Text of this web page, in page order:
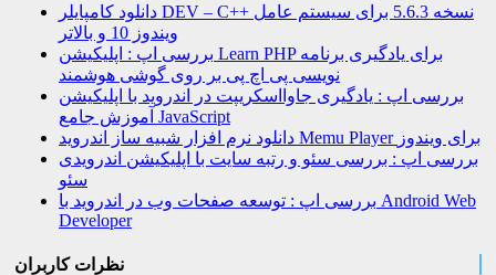
دانلود کامپایلر DEV – C++ نسخه 5.6.3 برای سیستم عامل
ویندوز 10 و بالاتر
بررسی اپ : اپلیکیشن Learn PHP برای یادگیری برنامه
نویسی پی اچ پی بر روی گوشی هوشمند
بررسی اپ : یادگیری جاوااسکریپت در اندروید با اپلیکیشن
آموزش جامع JavaScript
دانلود نرم افزار شبیه ساز اندروید Memu Player برای ویندوز
بررسی اپ : بررسی سئو و رتبه سایت با اپلیکیشن اندرویدی
سئو
بررسی اپ : توسعه صفحات وب در اندروید با Android Web
Developer
نظرات کاربران